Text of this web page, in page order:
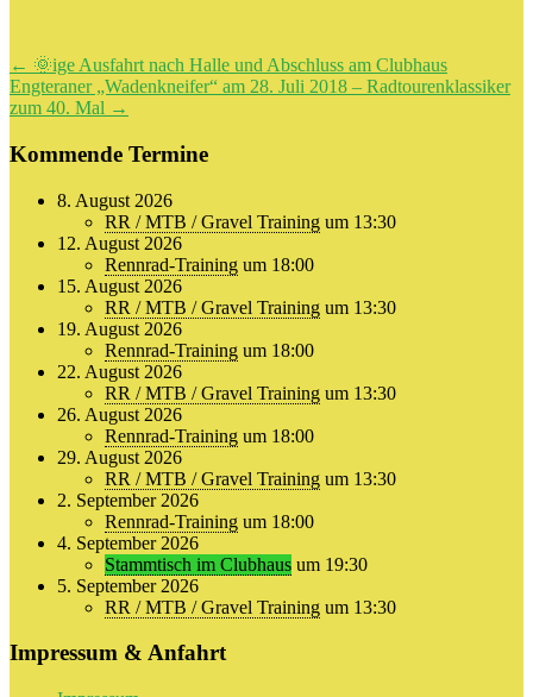
Beitragsnavigation
← 🌞ige Ausfahrt nach Halle und Abschluss am Clubhaus
Engteraner „Wadenkneifer“ am 28. Juli 2018 – Radtourenklassiker
zum 40. Mal →
Kommende Termine
8. August 2026
RR / MTB / Gravel Training um 13:30
12. August 2026
Rennrad-Training um 18:00
15. August 2026
RR / MTB / Gravel Training um 13:30
19. August 2026
Rennrad-Training um 18:00
22. August 2026
RR / MTB / Gravel Training um 13:30
26. August 2026
Rennrad-Training um 18:00
29. August 2026
RR / MTB / Gravel Training um 13:30
2. September 2026
Rennrad-Training um 18:00
4. September 2026
Stammtisch im Clubhaus um 19:30
5. September 2026
RR / MTB / Gravel Training um 13:30
Impressum & Anfahrt